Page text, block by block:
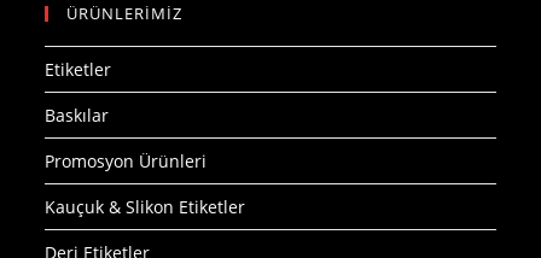
ÜRÜNLERİMİZ
Etiketler
Baskılar
Promosyon Ürünleri
Kauçuk & Slikon Etiketler
Deri Etiketler